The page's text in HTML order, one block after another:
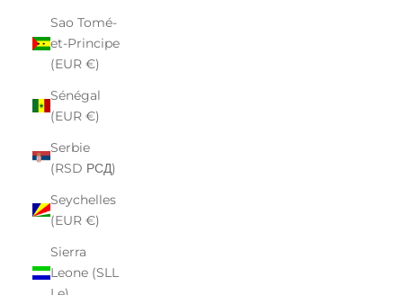
Sao Tomé-
et-Principe
(EUR €)
Sénégal
(EUR €)
Serbie
(RSD РСД)
Seychelles
(EUR €)
Sierra
Leone (SLL